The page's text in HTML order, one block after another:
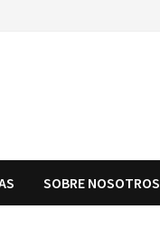
SOBRE NOSOTROS